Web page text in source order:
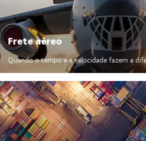
Frete aéreo
Quando o tempo e a velocidade fazem a